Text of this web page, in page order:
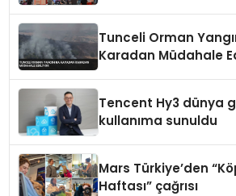
Tunceli Orman
Karadan Müdahale
Tencent Hy3 dünya
kullanıma sunuldu
Mars Türkiye’den
Haftası” çağrısı